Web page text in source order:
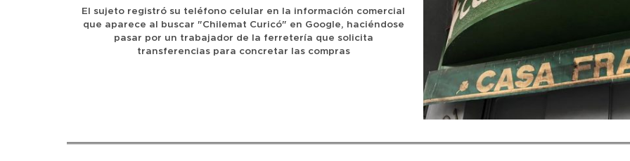
El sujeto registró su teléfono celular en la información comercial
que aparece al buscar "Chilemat Curicó" en Google, haciéndose
pasar por un trabajador de la ferretería que solicita
transferencias para concretar las compras